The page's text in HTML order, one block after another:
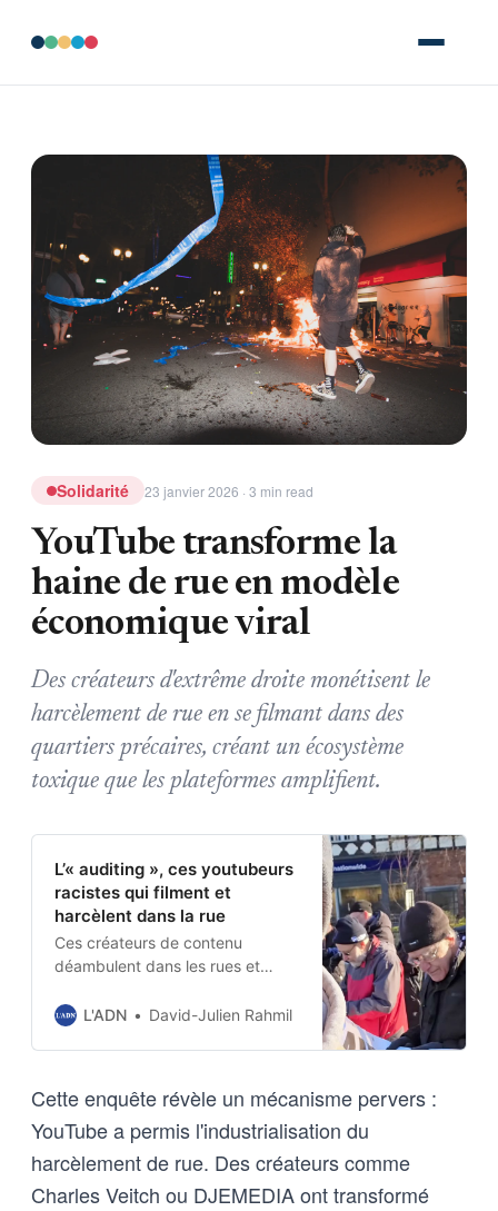
Solidarité 23 janvier 2026 · 3 min read
YouTube transforme la
haine de rue en modèle
économique viral
Des créateurs d'extrême droite monétisent le
harcèlement de rue en se filmant dans des
quartiers précaires, créant un écosystème
toxique que les plateformes amplifient.
L’« auditing », ces youtubeurs
racistes qui filment et
harcèlent dans la rue
Ces créateurs de contenu
déambulent dans les rues et
mieux démontrer le déclin de leur
L'ADN David-Julien Rahmil
Cette enquête révèle un mécanisme pervers :
YouTube a permis l'industrialisation du
harcèlement de rue. Des créateurs comme
Charles Veitch ou DJEMEDIA ont transformé